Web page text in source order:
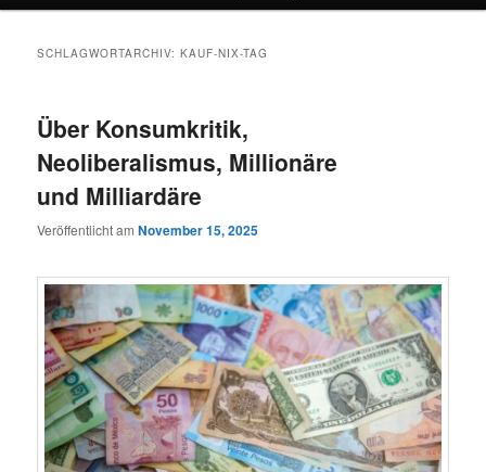
SCHLAGWORTARCHIV:KAUF-NIX-TAG
Über Konsumkritik,
Neoliberalismus, Millionäre
und Milliardäre
Veröffentlicht amNovember 15, 2025